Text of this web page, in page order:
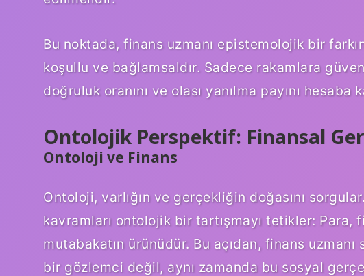
Bu noktada, finans uzmanı epistemolojik bir
koşullu ve bağlamsaldır. Sadece rakamlara
doğruluk oranını ve olası yanılma payını hesaba
Ontolojik Perspektif: Finansal
Ontoloji ve Finans
Ontoloji, varlığın ve gerçekliğin doğasını
kavramları ontolojik bir tartışmayı tetikler:
mutabakatın ürünüdür. Bu açıdan, finans
bir gözlemci değil, aynı zamanda bu sosyal